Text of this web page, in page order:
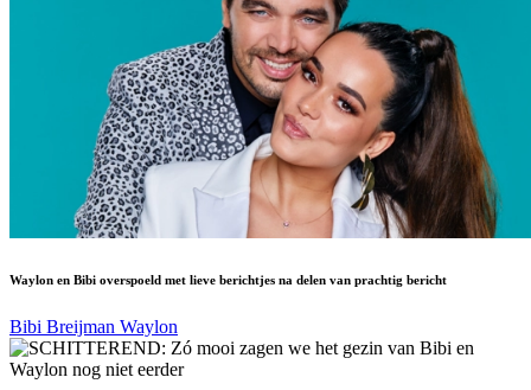
Waylon en Bibi overspoeld met lieve berichtjes na delen van prachtig bericht
Bibi Breijman Waylon